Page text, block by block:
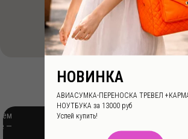
НОВИНКА
АВИАСУМКА-ПЕРЕНОСКА ТРЕВЕЛ
НОУТБУКА за 13000 руб
Успей купить!
—
С удовольствием ответим в